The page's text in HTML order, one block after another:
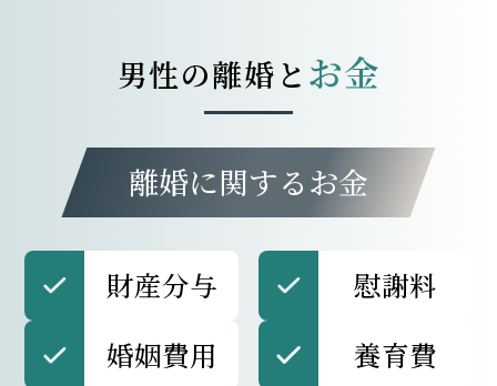
男性の離婚と お金
離婚に関するお金
財産分与
慰謝料
婚姻費用
養育費